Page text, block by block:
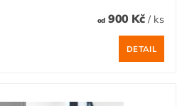
od900 Kč / ks
DETAIL